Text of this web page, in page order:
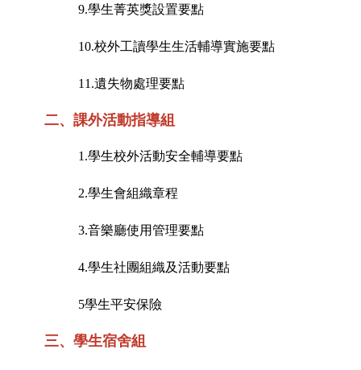
9.學生菁英獎設置要點
10.校外工讀學生生活輔導實施要點
11.遺失物處理要點
二、 課外活動指導組
1.學生校外活動安全輔導要點
2.學生會組織章程
3.音樂廳使用管理要點
4.學生社團組織及活動要點
5學生平安保險
三、學生宿舍組